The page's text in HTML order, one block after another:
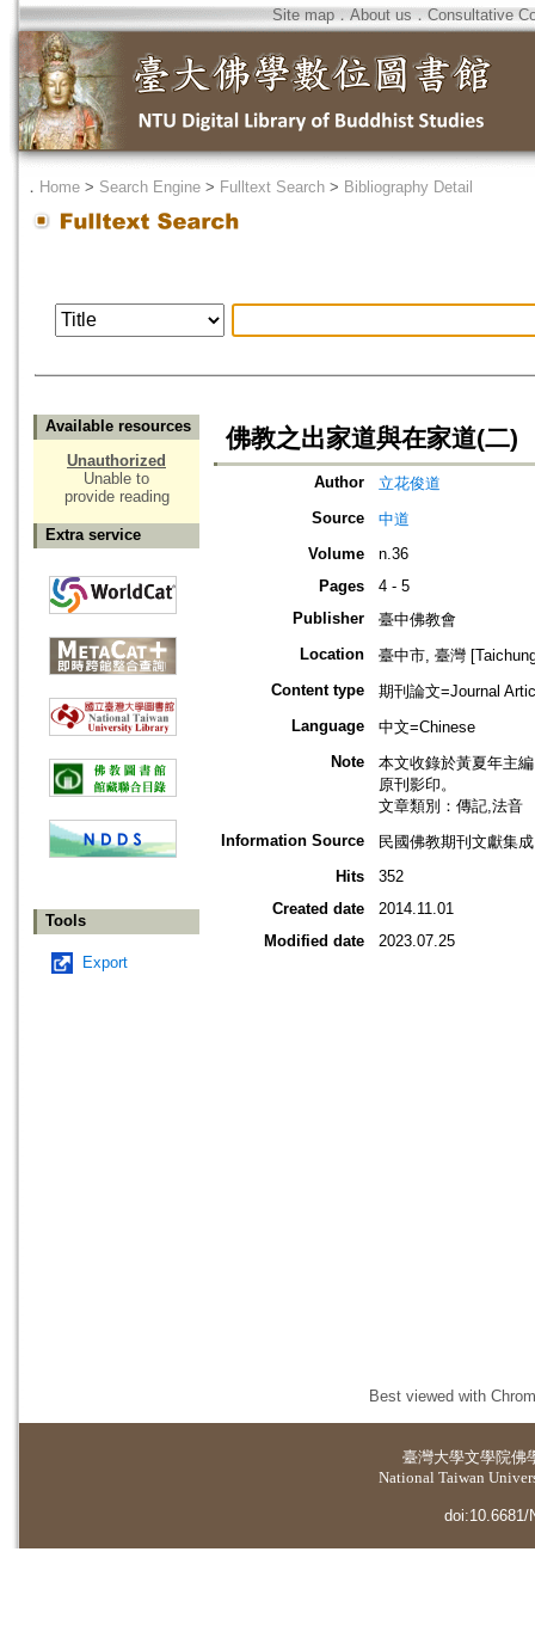
Site map．About us ． Consultative
． Home > Search Engine > Fulltext Search > Bibliography Detail
Available resources
Unauthorized
Unable to
provide reading
Extra service
Tools
Export
佛教之出家道與在家道(二)
Author
立花俊道
Source
中道
Volume
n.36
Pages
4 - 5
Publisher
臺中佛教會
Location
臺中市, 臺灣
Content type
期刊論文=Journal
Language
中文=Chinese
Note
本文收錄於黃夏年主
原刊影印。
文章類別：傳記,法音
Information Source
民國佛教期刊文獻集
Hits
352
Created date
2014.11.01
Modified date
2023.07.25
Best viewed with
臺灣大學文學院佛
National Taiwan
doi:10.6681/